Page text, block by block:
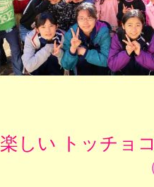
楽しい トッチョ